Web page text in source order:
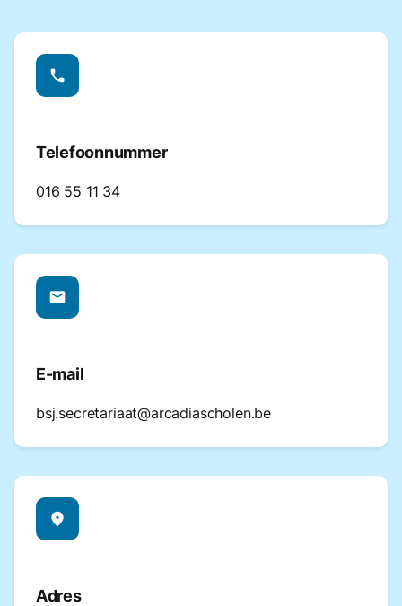
phone
Telefoonnummer
016 55 11 34
mail
E-mail
bsj.secretariaat@arcadiascholen.be
place
Adres